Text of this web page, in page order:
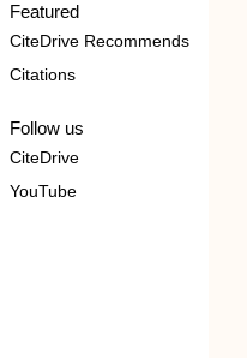
Featured
CiteDrive Recommends
Citations
Follow us
CiteDrive
YouTube